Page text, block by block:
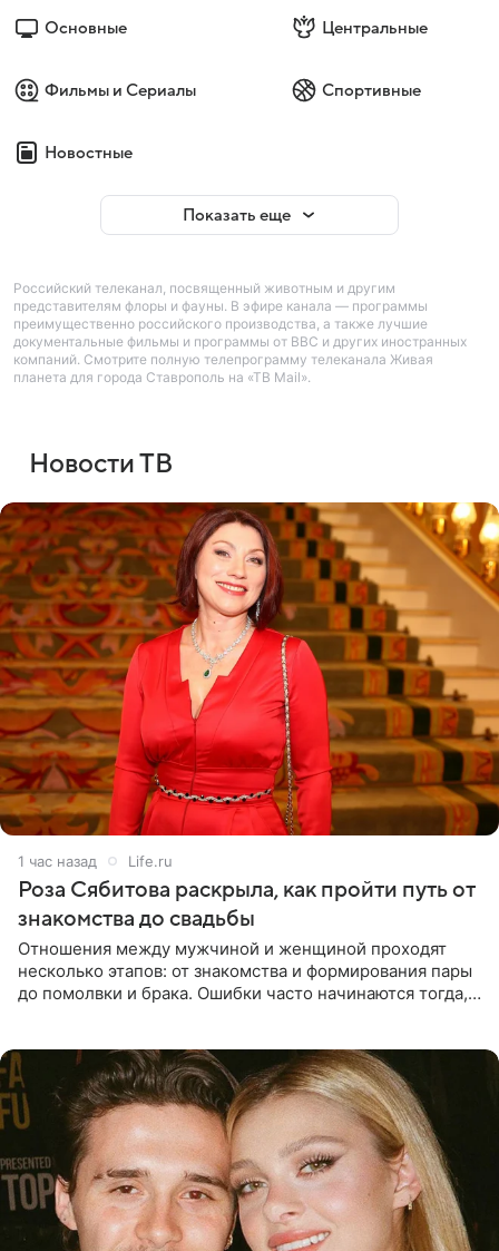
Основные Центральные
Фильмы и Сериалы Спортивные
Новостные
Показать еще
Российский телеканал, посвященный животным и другим
представителям флоры и фауны. В эфире канала — программы
преимущественно российского производства, а также лучшие
документальные фильмы и программы от BBC и других иностранных
компаний. Смотрите полную телепрограмму телеканала Живая
планета для города Ставрополь на «ТВ Mail».
Новости ТВ
1 час назад Life.ru
Роза Сябитова раскрыла, как пройти путь от
знакомства до свадьбы
Отношения между мужчиной и женщиной проходят
несколько этапов: от знакомства и формирования пары
до помолвки и брака. Ошибки часто начинаются тогда,